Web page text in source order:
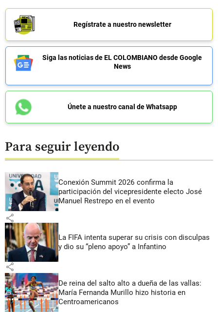
Regístrate a nuestro newsletter
Siga las noticias de EL COLOMBIANO desde Google
News
Únete a nuestro canal de Whatsapp
Para seguir leyendo
Conexión Summit 2026 confirma la
participación del vicepresidente electo José
Manuel Restrepo en el evento
share
La FIFA intenta superar su crisis con disculpas
y dio su “pleno apoyo” a Infantino
share
De reina del salto alto a dueña de las vallas:
María Fernanda Murillo hizo historia en
Centroamericanos